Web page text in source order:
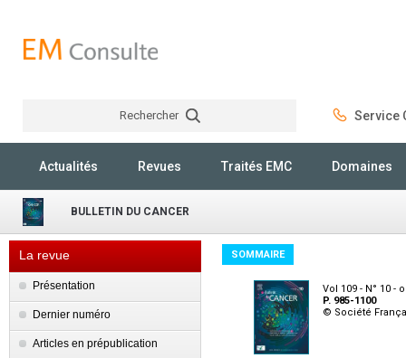
Rechercher Service
Actualités Revues Traités EMC Domaines
BULLETIN DU CANCER
La revue
Présentation
Dernier numéro
Articles en prépublication
SOMMAIRE
Vol 109 - N° 10 -
P. 985-1100
© Société